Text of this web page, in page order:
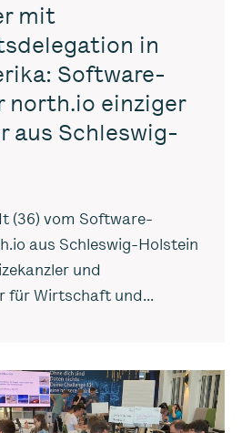
mit
in
Software-
north.io einziger
aus Schleswig-
(36) vom Software-
aus Schleswig-Holstein
und
für Wirtschaft und...